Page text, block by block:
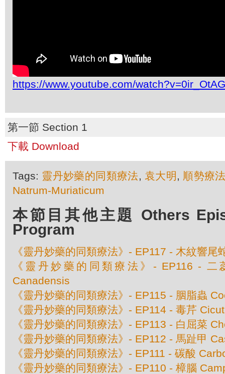
https://www.youtube.com/
第一節 Section 1
下載 Download
Tags: 靈丹妙藥的同類療法, 袁大明 , 順勢療
Natrum-Muriaticum
本節目其他主題 Others
Program
《靈丹妙藥的同類療法》- EP117 - 木紋響
《靈丹妙藥的同類療法》- EP116 - 二
Canadensis
《靈丹妙藥的同類療法》- EP115 - 胭脂蟲
《靈丹妙藥的同類療法》- EP114 - 毒芹
《靈丹妙藥的同類療法》- EP113 - 白屈菜
《靈丹妙藥的同類療法》- EP112 - 馬趾甲
《靈丹妙藥的同類療法》- EP111 - 碳酸
《靈丹妙藥的同類療法》- EP110 - 樟腦